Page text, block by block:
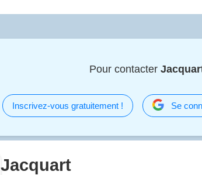
Pour contacter
Inscrivez-vous gratuitement ! Se
Jacquart